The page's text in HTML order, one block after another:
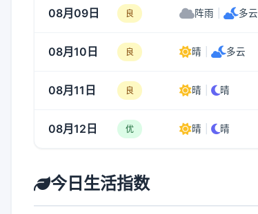
08月09日 良 阵雨 多云
08月10日 良 晴 多云
08月11日 良 晴 晴
08月12日 优 晴 晴
今日生活指数